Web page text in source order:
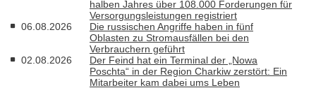
halben Jahres über 108.000 Forderungen für
Versorgungsleistungen registriert
06.08.2026
Die russischen Angriffe haben in fünf
Oblasten zu Stromausfällen bei den
Verbrauchern geführt
02.08.2026
Der Feind hat ein Terminal der „Nowa
Poschta“ in der Region Charkiw zerstört: Ein
Mitarbeiter kam dabei ums Leben